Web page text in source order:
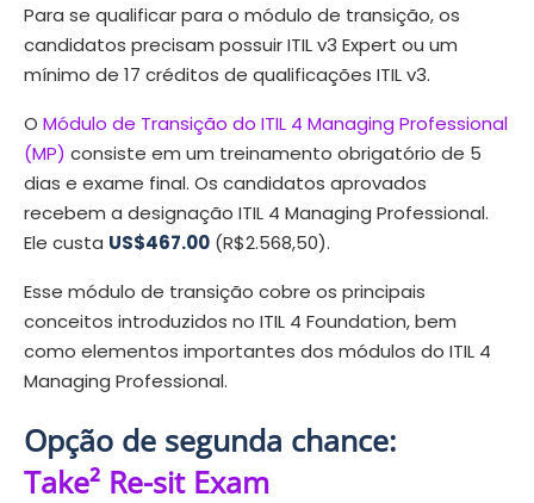
Para se qualificar para o módulo de transição, os
candidatos precisam possuir ITIL v3 Expert ou um
mínimo de 17 créditos de qualificações ITIL v3.
O Módulo de Transição do ITIL 4 Managing Professional
(MP) consiste em um treinamento obrigatório de 5
dias e exame final. Os candidatos aprovados
recebem a designação ITIL 4 Managing Professional.
Ele custa US$467.00 (R$2.568,50).
Esse módulo de transição cobre os principais
conceitos introduzidos no ITIL 4 Foundation, bem
como elementos importantes dos módulos do ITIL 4
Managing Professional.
Opção de segunda chance:
Take² Re-sit Exam